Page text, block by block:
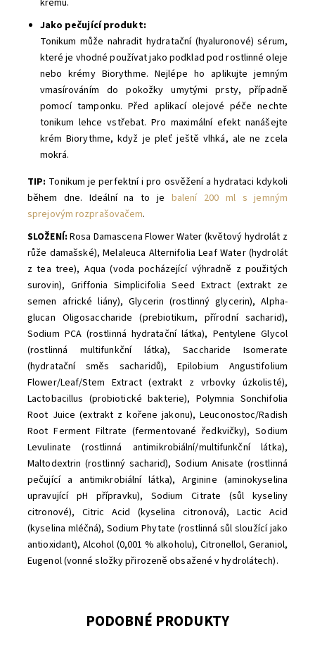
Jako pečující produkt:
Tonikum může nahradit hydratační (hyaluronové) sérum,
které je vhodné používat jako podklad pod rostlinné oleje
nebo krémy Biorythme. Nejlépe ho aplikujte jemným
vmasírováním do pokožky umytými prsty, případně
pomocí tamponku. Před aplikací olejové péče nechte
tonikum lehce vstřebat. Pro maximální efekt nanášejte
krém Biorythme, když je pleť ještě vlhká, ale ne zcela
mokrá.
TIP: Tonikum je perfektní i pro osvěžení a hydrataci kdykoli
během dne. Ideální na to je balení 200 ml s jemným
sprejovým rozprašovačem.
SLOŽENÍ: Rosa Damascena Flower Water (květový hydrolát z
růže damašské), Melaleuca Alternifolia Leaf Water (hydrolát
z tea tree), Aqua (voda pocházející výhradně z použitých
surovin), Griffonia Simplicifolia Seed Extract (extrakt ze
semen africké liány), Glycerin (rostlinný glycerin), Alpha-
glucan Oligosaccharide (prebiotikum, přírodní sacharid),
Sodium PCA (rostlinná hydratační látka), Pentylene Glycol
(rostlinná multifunkční látka), Saccharide Isomerate
(hydratační směs sacharidů), Epilobium Angustifolium
Flower/Leaf/Stem Extract (extrakt z vrbovky úzkolisté),
Lactobacillus (probiotické bakterie), Polymnia Sonchifolia
Root Juice (extrakt z kořene jakonu), Leuconostoc/Radish
Root Ferment Filtrate (fermentované ředkvičky), Sodium
Levulinate (rostlinná antimikrobiální/multifunkční látka),
Maltodextrin (rostlinný sacharid), Sodium Anisate (rostlinná
pečující a antimikrobiální látka), Arginine (aminokyselina
upravující pH přípravku), Sodium Citrate (sůl kyseliny
citronové), Citric Acid (kyselina citronová), Lactic Acid
(kyselina mléčná), Sodium Phytate (rostlinná sůl sloužící jako
antioxidant), Alcohol (0,001 % alkoholu), Citronellol, Geraniol,
Eugenol (vonné složky přirozeně obsažené v hydrolátech).
PODOBNÉ PRODUKTY